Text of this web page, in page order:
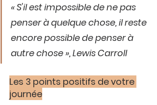
« S'il est impossible de ne pas
penser à quelque chose, il reste
encore possible de penser à
autre chose », Lewis Carroll
Les 3 points positifs de votre
journée